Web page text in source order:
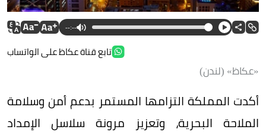
--:--
تابع قناة عكاظ على الواتساب
«عكاظ» (لندن)
أكدت المملكة التزامها المستمر بدعم أمن وسلامة
الملاحة البحرية، وتعزيز مرونة سلاسل الإمداد